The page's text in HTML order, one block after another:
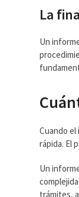
La
Un
Cuando
rápida. El
Un
trámites,